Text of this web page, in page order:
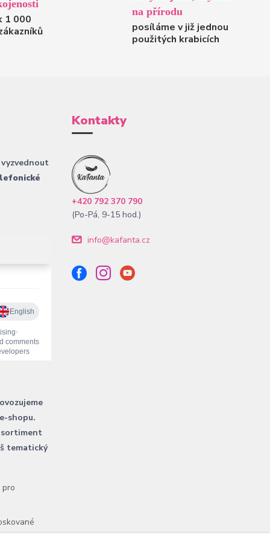
1 000
na přírodu
posíláme v již jednou
použitých krabicích
shopu.
sortiment
tematický
pro
Kontakty
+420 792 370 790
(Po-Pá, 9-15 hod.)
info@kafanta.cz